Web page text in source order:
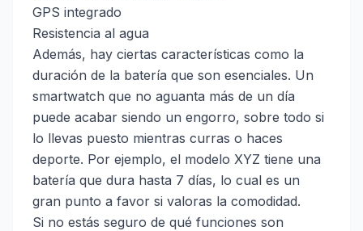
GPS integrado
Resistencia al agua
Además, hay ciertas características como la
duración de la batería que son esenciales. Un
smartwatch que no aguanta más de un día
puede acabar siendo un engorro, sobre todo si
lo llevas puesto mientras curras o haces
deporte. Por ejemplo, el modelo XYZ tiene una
batería que dura hasta 7 días, lo cual es un
gran punto a favor si valoras la comodidad.
Si no estás seguro de qué funciones son